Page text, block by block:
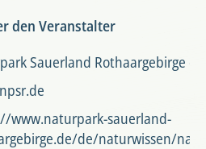
den Veranstalter
Sauerland Rothaargebirge
www.naturpark-sauerland-
de/naturwissen/